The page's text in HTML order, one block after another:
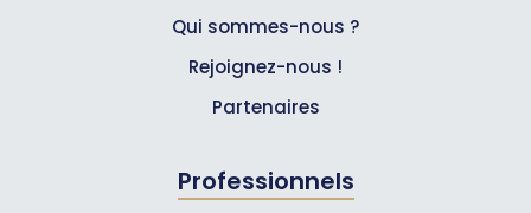
Qui sommes-nous ?
Rejoignez-nous !
Partenaires
Professionnels